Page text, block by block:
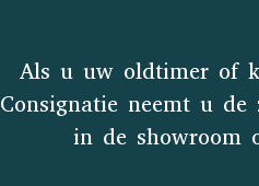
Als u uw oldtimer of
Consignatie neemt u
in de showroom